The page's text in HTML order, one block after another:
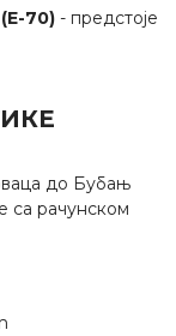
70) - предстоје
до Бубањ
са рачунском